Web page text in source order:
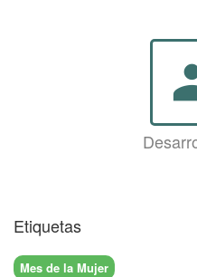
Etiquetas
Mes de la Mujer